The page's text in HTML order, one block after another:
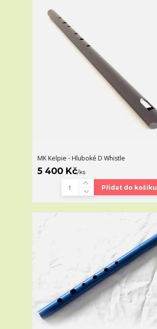
MK Kelpie - Hluboké D Whistle
5 400 Kč/ks
Přidat do košíku